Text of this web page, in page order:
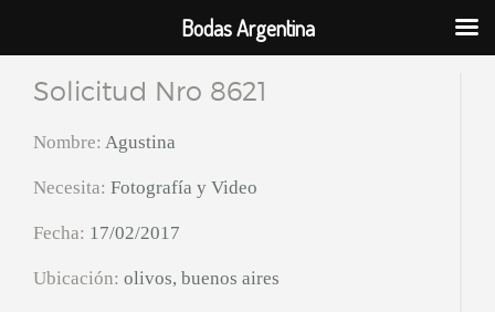
Solicitud Nro 8621
Nombre: Agustina
Necesita: Fotografía y Video
Fecha: 17/02/2017
Ubicación: olivos, buenos aires
Bodas Argentina